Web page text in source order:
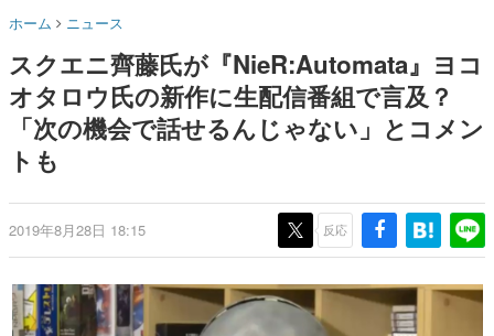
名作ゲームクリエイターの方々に製作時のエピソードをお
きます。
赫本
この物語を解いてはいけない。『赫本』は、〈試験問題〉
の形をした短編ホラー小説集です。
これからのデジタルゲーム市場を担う若きクリエイター達
の姿を追い、彼らのルーツと情熱を探っていきます。
ゲームに多大な影響を受けた作家さんに取材し、ゲームが
日本のコンテンツ産業やカルチャーに与えた影響を探る企
画です。
対応しSNSで話題に。『キング
ダム・カム』開発元やチェコの
プロ野球選手から称賛の声
ホーム ニュース
スクエニ齊藤氏が『NieR:Automata』ヨコ
オタロウ氏の新作に生配信番組で言及？
「次の機会で話せるんじゃない」とコメン
トも
2019年8月28日 18:15 反応